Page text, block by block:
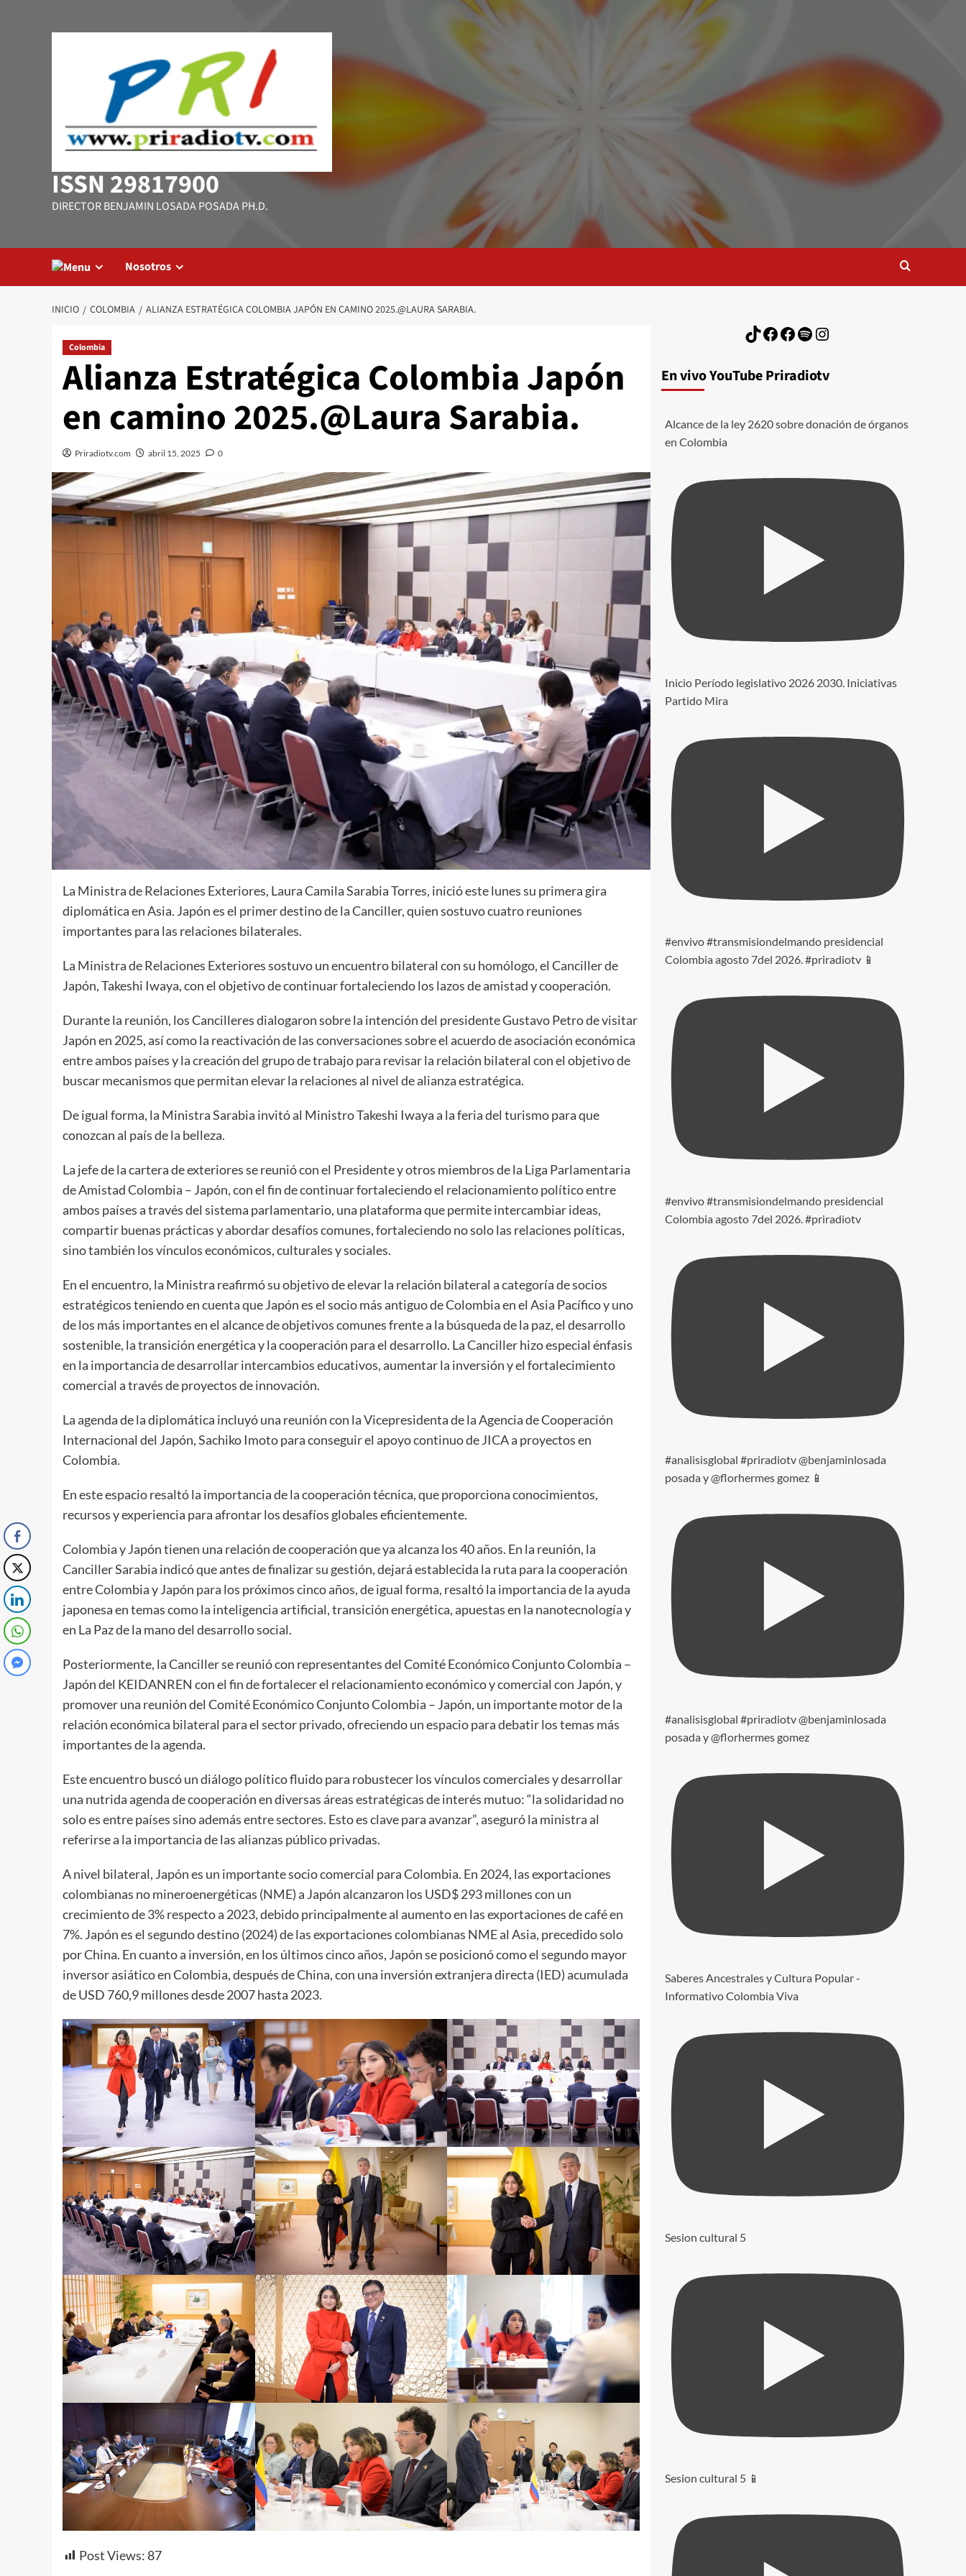
ISSN 29817900
DIRECTOR BENJAMIN LOSADA POSADA PH.D.
Nosotros
INICIO COLOMBIA ALIANZA ESTRATÉGICA COLOMBIA JAPÓN EN CAMINO 2025.@LAURA SARABIA.
Colombia
Alianza Estratégica Colombia Japón
en camino 2025.@Laura Sarabia.
Priradiotv.com abril 15, 2025 0
La Ministra de Relaciones Exteriores, Laura Camila Sarabia Torres, inició este lunes su primera gira
diplomática en Asia. Japón es el primer destino de la Canciller, quien sostuvo cuatro reuniones
importantes para las relaciones bilaterales.
La Ministra de Relaciones Exteriores sostuvo un encuentro bilateral con su homólogo, el Canciller de
Japón, Takeshi Iwaya, con el objetivo de continuar fortaleciendo los lazos de amistad y cooperación.
Durante la reunión, los Cancilleres dialogaron sobre la intención del presidente Gustavo Petro de visitar
Japón en 2025, así como la reactivación de las conversaciones sobre el acuerdo de asociación económica
entre ambos países y la creación del grupo de trabajo para revisar la relación bilateral con el objetivo de
buscar mecanismos que permitan elevar la relaciones al nivel de alianza estratégica.
De igual forma, la Ministra Sarabia invitó al Ministro Takeshi Iwaya a la feria del turismo para que
conozcan al país de la belleza.
La jefe de la cartera de exteriores se reunió con el Presidente y otros miembros de la Liga Parlamentaria
de Amistad Colombia – Japón, con el fin de continuar fortaleciendo el relacionamiento político entre
ambos países a través del sistema parlamentario, una plataforma que permite intercambiar ideas,
compartir buenas prácticas y abordar desafíos comunes, fortaleciendo no solo las relaciones políticas,
sino también los vínculos económicos, culturales y sociales.
En el encuentro, la Ministra reafirmó su objetivo de elevar la relación bilateral a categoría de socios
estratégicos teniendo en cuenta que Japón es el socio más antiguo de Colombia en el Asia Pacífico y uno
de los más importantes en el alcance de objetivos comunes frente a la búsqueda de la paz, el desarrollo
sostenible, la transición energética y la cooperación para el desarrollo. La Canciller hizo especial énfasis
en la importancia de desarrollar intercambios educativos, aumentar la inversión y el fortalecimiento
comercial a través de proyectos de innovación.
La agenda de la diplomática incluyó una reunión con la Vicepresidenta de la Agencia de Cooperación
Internacional del Japón, Sachiko Imoto para conseguir el apoyo continuo de JICA a proyectos en
Colombia.
En este espacio resaltó la importancia de la cooperación técnica, que proporciona conocimientos,
recursos y experiencia para afrontar los desafíos globales eficientemente.
Colombia y Japón tienen una relación de cooperación que ya alcanza los 40 años. En la reunión, la
Canciller Sarabia indicó que antes de finalizar su gestión, dejará establecida la ruta para la cooperación
entre Colombia y Japón para los próximos cinco años, de igual forma, resaltó la importancia de la ayuda
japonesa en temas como la inteligencia artificial, transición energética, apuestas en la nanotecnología y
en La Paz de la mano del desarrollo social.
Posteriormente, la Canciller se reunió con representantes del Comité Económico Conjunto Colombia –
Japón del KEIDANREN con el fin de fortalecer el relacionamiento económico y comercial con Japón, y
promover una reunión del Comité Económico Conjunto Colombia – Japón, un importante motor de la
relación económica bilateral para el sector privado, ofreciendo un espacio para debatir los temas más
importantes de la agenda.
Este encuentro buscó un diálogo político fluido para robustecer los vínculos comerciales y desarrollar
una nutrida agenda de cooperación en diversas áreas estratégicas de interés mutuo: “la solidaridad no
solo es entre países sino además entre sectores. Esto es clave para avanzar”, aseguró la ministra al
referirse a la importancia de las alianzas público privadas.
A nivel bilateral, Japón es un importante socio comercial para Colombia. En 2024, las exportaciones
colombianas no mineroenergéticas (NME) a Japón alcanzaron los USD$ 293 millones con un
crecimiento de 3% respecto a 2023, debido principalmente al aumento en las exportaciones de café en
7%. Japón es el segundo destino (2024) de las exportaciones colombianas NME al Asia, precedido solo
por China. En cuanto a inversión, en los últimos cinco años, Japón se posicionó como el segundo mayor
inversor asiático en Colombia, después de China, con una inversión extranjera directa (IED) acumulada
de USD 760,9 millones desde 2007 hasta 2023.
Post Views: 87
TikTok
Facebook
Facebook
Spotify
Instagram
En vivo YouTube Priradiotv
Alcance de la ley 2620 sobre donación de órganos
en Colombia
Inicio Período legislativo 2026 2030. Iniciativas
Partido Mira
#envivo #transmisiondelmando presidencial
Colombia agosto 7del 2026. #priradiotv 📱
#envivo #transmisiondelmando presidencial
Colombia agosto 7del 2026. #priradiotv
#analisisglobal #priradiotv @benjaminlosada
posada y @florhermes gomez 📱
#analisisglobal #priradiotv @benjaminlosada
posada y @florhermes gomez
Saberes Ancestrales y Cultura Popular -
Informativo Colombia Viva
Sesion cultural 5
Sesion cultural 5 📱